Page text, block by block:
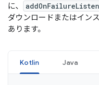
に、
ダウンロードまたはイン
あります。
Kotlin Java